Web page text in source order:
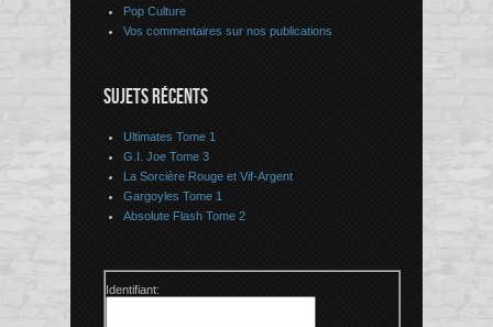
Pop Culture
Vos commentaires sur nos publications
SUJETS RÉCENTS
Ultimates Tome 1
G.I. Joe Tome 3
La Sorcière Rouge et Vif-Argent
Gargoyles Tome 1
Absolute Flash Tome 2
Identifiant: